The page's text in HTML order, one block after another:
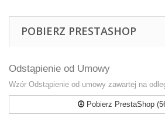
POBIERZ PRESTASHOP
Odstąpienie od Umowy
Wzór Odstąpienie od umowy zawartej na
Pobierz PrestaShop